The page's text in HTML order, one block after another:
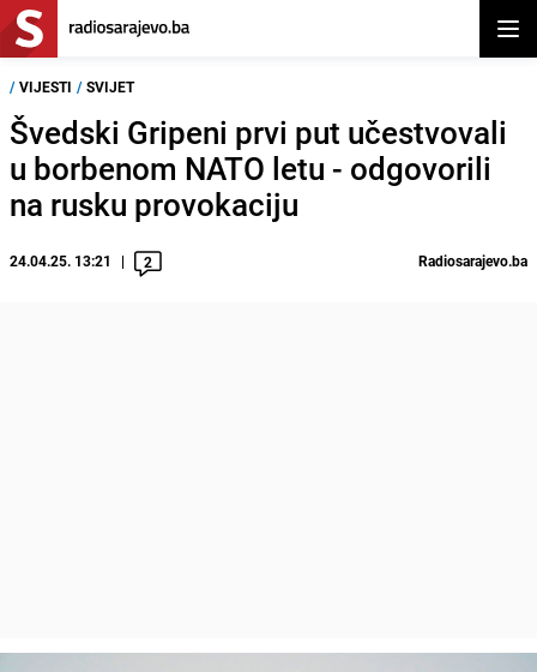
/ VIJESTI / SVIJET
Švedski Gripeni prvi put učestvovali
u borbenom NATO letu - odgovorili
na rusku provokaciju
24.04.25. 13:21 2 Radiosarajevo.ba